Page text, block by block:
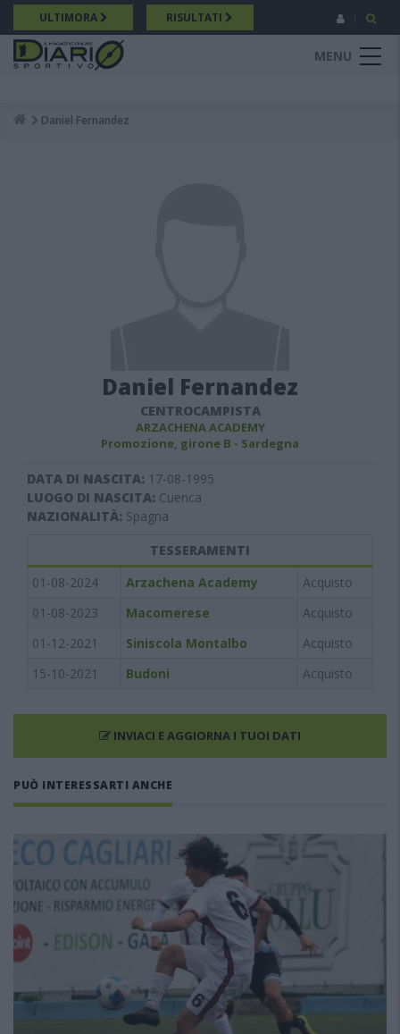
Salta
al
contenuto
principale
ULTIMORA RISULTATI
MENU
Breadcrumb
Daniel Fernandez
Daniel Fernandez
CENTROCAMPISTA
ARZACHENA ACADEMY
Promozione, girone B - Sardegna
DATA DI NASCITA: 17-08-1995
LUOGO DI NASCITA: Cuenca
NAZIONALITÀ: Spagna
TESSERAMENTI
01-08-2024
Arzachena Academy
Acquisto
01-08-2023
Macomerese
Acquisto
01-12-2021
Siniscola Montalbo
Acquisto
15-10-2021
Budoni Acquisto
INVIACI E AGGIORNA I TUOI DATI
PUÒ INTERESSARTI ANCHE